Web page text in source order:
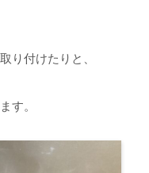
り付けたりと、
す。